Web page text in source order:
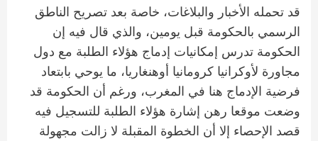
قد تحمله الأخبار والبلاغات، خاصة بعد تصريح الناطق
الرسمي بالحكومة قبل يومين، والذي قال فيه إن
الحكومة تدرس إمكانيات إدماج هؤلاء الطلبة مع دول
مجاورة لأوكرانيا كرومانيا أوهنغاريا، ما يوحي بابتعاد
فرضية الإدماج هنا في المغرب، ورغم أن الحكومة قد
وضعت موقعا رهن إشارة هؤلاء الطلبة للتسجيل فيه
قصد الإحصاء إلا أن الخطوة المقبلة لا زالت مجهولة